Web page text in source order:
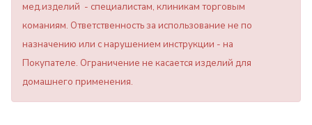
мед.изделий - специалистам, клиникам торговым
команиям. Ответственность за использование не по
назначению или с нарушением инструкции - на
Покупателе. Ограничение не касается изделий для
домашнего применения.